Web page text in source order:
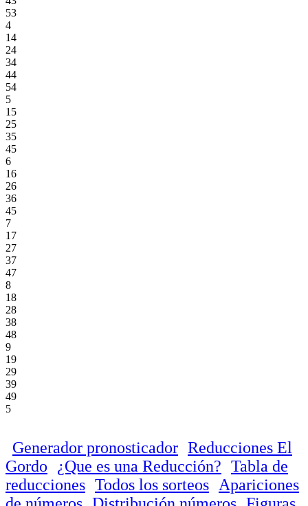
53
4
14
24
34
44
54
5
15
25
35
45
6
16
26
36
45
7
17
27
37
47
8
18
28
38
48
9
19
29
39
49
5
Generador pronosticador Reducciones El
Gordo
¿Que es una Reducción? Tabla de
reducciones Todos los sorteos
Apariciones